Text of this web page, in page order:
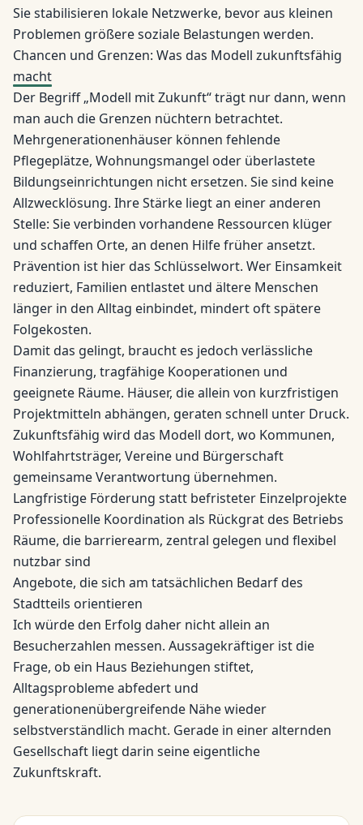
Sie stabilisieren lokale Netzwerke, bevor aus kleinen
Problemen größere soziale Belastungen werden.
Chancen und Grenzen: Was das Modell zukunftsfähig
macht
Der Begriff „Modell mit Zukunft“ trägt nur dann, wenn
man auch die Grenzen nüchtern betrachtet.
Mehrgenerationenhäuser können fehlende
Pflegeplätze, Wohnungsmangel oder überlastete
Bildungseinrichtungen nicht ersetzen. Sie sind keine
Allzwecklösung. Ihre Stärke liegt an einer anderen
Stelle: Sie verbinden vorhandene Ressourcen klüger
und schaffen Orte, an denen Hilfe früher ansetzt.
Prävention ist hier das Schlüsselwort. Wer Einsamkeit
reduziert, Familien entlastet und ältere Menschen
länger in den Alltag einbindet, mindert oft spätere
Folgekosten.
Damit das gelingt, braucht es jedoch verlässliche
Finanzierung, tragfähige Kooperationen und
geeignete Räume. Häuser, die allein von kurzfristigen
Projektmitteln abhängen, geraten schnell unter Druck.
Zukunftsfähig wird das Modell dort, wo Kommunen,
Wohlfahrtsträger, Vereine und Bürgerschaft
gemeinsame Verantwortung übernehmen.
Langfristige Förderung statt befristeter Einzelprojekte
Professionelle Koordination als Rückgrat des Betriebs
Räume, die barrierearm, zentral gelegen und flexibel
nutzbar sind
Angebote, die sich am tatsächlichen Bedarf des
Stadtteils orientieren
Ich würde den Erfolg daher nicht allein an
Besucherzahlen messen. Aussagekräftiger ist die
Frage, ob ein Haus Beziehungen stiftet,
Alltagsprobleme abfedert und
generationenübergreifende Nähe wieder
selbstverständlich macht. Gerade in einer alternden
Gesellschaft liegt darin seine eigentliche
Zukunftskraft.